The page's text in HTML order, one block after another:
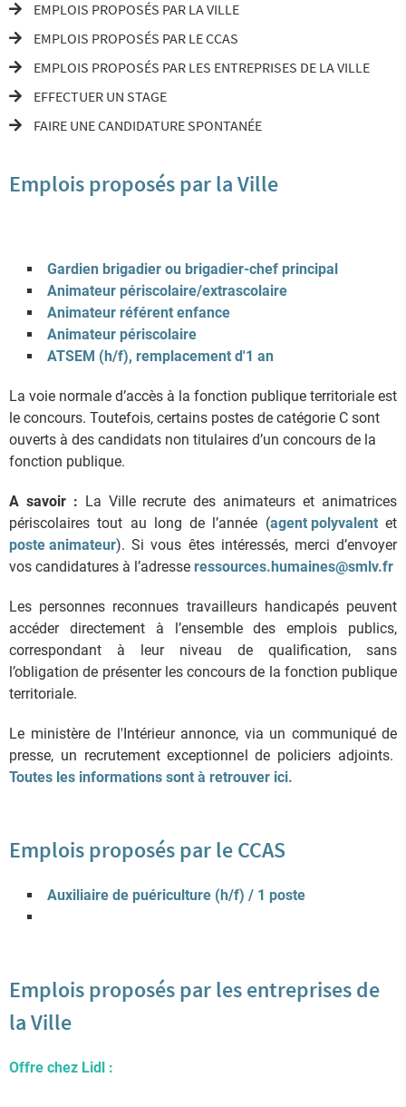
EMPLOIS PROPOSÉS PAR LA VILLE
EMPLOIS PROPOSÉS PAR LE CCAS
EMPLOIS PROPOSÉS PAR LES ENTREPRISES DE LA VILLE
EFFECTUER UN STAGE
FAIRE UNE CANDIDATURE SPONTANÉE
Emplois proposés par la Ville
Gardien brigadier ou brigadier-chef principal
Animateur périscolaire/extrascolaire
Animateur référent enfance
Animateur périscolaire
ATSEM (h/f), remplacement d'1 an
La voie normale d’accès à la fonction publique territoriale est
le concours. Toutefois, certains postes de catégorie C sont
ouverts à des candidats non titulaires d’un concours de la
fonction publique.
A savoir : La Ville recrute des animateurs et animatrices
périscolaires tout au long de l’année (agent polyvalentet
poste animateur). Si vous êtes intéressés, merci d’envoyer
vos candidatures à l’adresse ressources.humaines@smlv.fr
Les personnes reconnues travailleurs handicapés peuvent
accéder directement à l’ensemble des emplois publics,
correspondant à leur niveau de qualification, sans
l’obligation de présenter les concours de la fonction publique
territoriale.
Le ministère de l'Intérieur annonce, via un communiqué de
presse, un recrutement exceptionnel de policiers adjoints.
Toutes les informations sont à retrouver ici.
Emplois proposés par le CCAS
Auxiliaire de puériculture (h/f) / 1 poste
Emplois proposés par les entreprises de
la Ville
Offre chez Lidl :